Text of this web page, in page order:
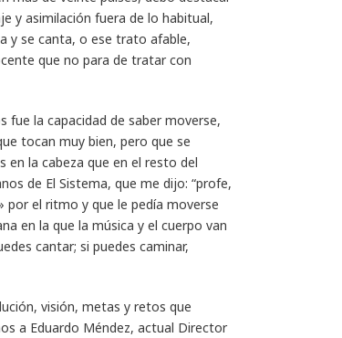
y asimilación fuera de lo habitual,
y se canta, o ese trato afable,
que no para de tratar con
fue la capacidad de saber moverse,
tocan muy bien, pero que se
en la cabeza que en el resto del
de El Sistema, que me dijo: “profe,
por el ritmo y que le pedía moverse
en la que la música y el cuerpo van
cantar; si puedes caminar,
visión, metas y retos que
a Eduardo Méndez, actual Director